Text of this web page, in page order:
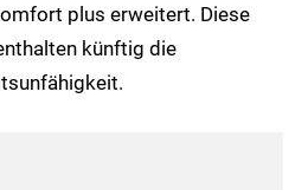
plus erweitert. Diese
künftig die